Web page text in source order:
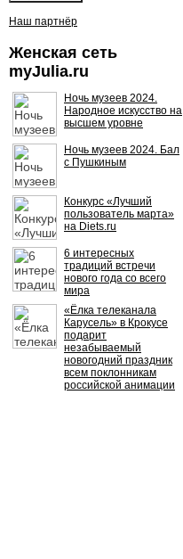
Наш партнёр
Женская сеть
myJulia.ru
Ночь музеев 2024.
Народное искусство на
высшем уровне
Ночь музеев 2024. Бал
с Пушкиным
Конкурс «Лучший
пользователь марта»
на Diets.ru
6 интересных
традиций встречи
нового года со всего
мира
«Ёлка телеканала
Карусель» в Крокусе
подарит
незабываемый
новогодний праздник
всем поклонникам
российской анимации